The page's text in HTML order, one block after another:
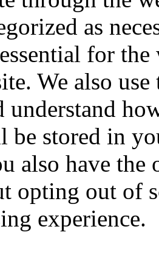
as
for
We also
understand
be stored in
also have
opting out of
experience.